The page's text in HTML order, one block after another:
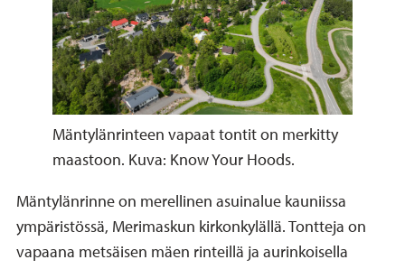
Mäntylänrinteen vapaat tontit on merkitty
maastoon. Kuva: Know Your Hoods.
Mäntylänrinne on merellinen asuinalue kauniissa
ympäristössä, Merimaskun kirkonkylällä. Tontteja on
vapaana metsäisen mäen rinteillä ja aurinkoisella